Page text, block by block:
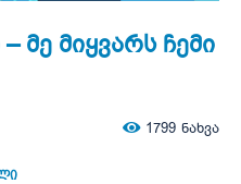
მე მიყვარს ჩემი
1799 ნახვა